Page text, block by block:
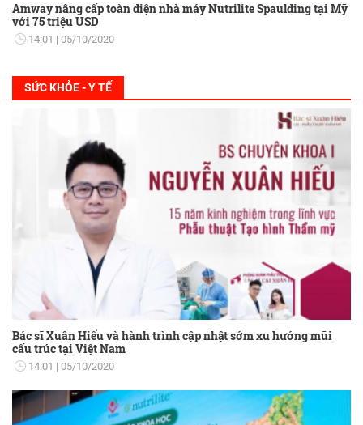
Amway nâng cấp toàn diện nhà máy Nutrilite Spaulding tại Mỹ
với 75 triệu USD
14:01 05/10/2020
SỨC KHỎE - Y TẾ
Bác sĩ Xuân Hiếu và hành trình cập nhật sớm xu hướng mũi
cấu trúc tại Việt Nam
14:01 05/10/2020